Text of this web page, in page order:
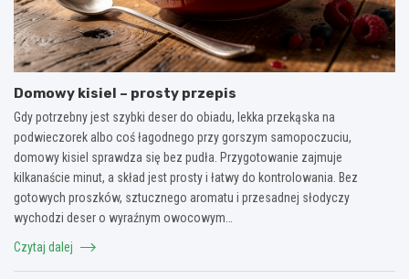
Domowy kisiel – prosty przepis
Gdy potrzebny jest szybki deser do obiadu, lekka przekąska na
podwieczorek albo coś łagodnego przy gorszym samopoczuciu,
domowy kisiel sprawdza się bez pudła. Przygotowanie zajmuje
kilkanaście minut, a skład jest prosty i łatwy do kontrolowania. Bez
gotowych proszków, sztucznego aromatu i przesadnej słodyczy
wychodzi deser o wyraźnym owocowym…
Czytaj dalej